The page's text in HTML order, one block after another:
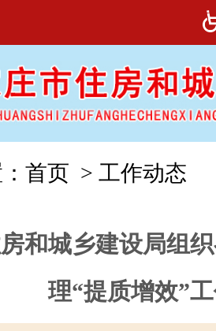
首页 > 工作动态
和城乡建设局组
理“提质增效”